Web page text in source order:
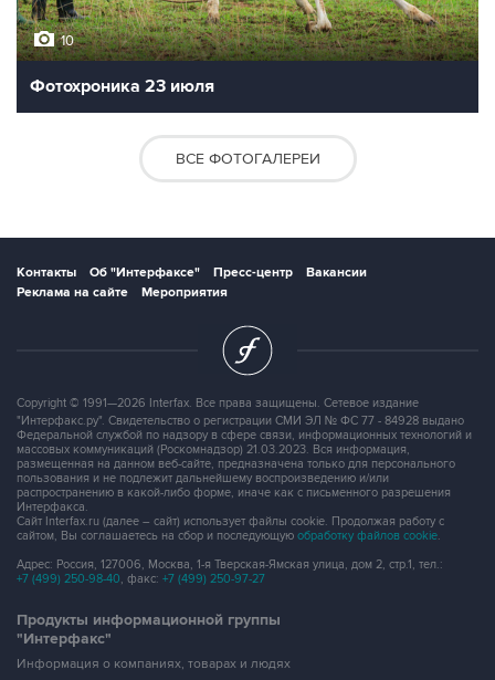
10
Фотохроника 23 июля
ВСЕ ФОТОГАЛЕРЕИ
Контакты Об "Интерфаксе" Пресс-центр
Вакансии
Реклама на сайте
Мероприятия
Copyright © 1991—2026 Interfax. Все права защищены. Сетевое издание
"Интерфакс.ру". Свидетельство о регистрации СМИ ЭЛ № ФС 77 - 84928 выдано
Федеральной службой по надзору в сфере связи, информационных технологий и
массовых коммуникаций (Роскомнадзор) 21.03.2023. Вся информация,
размещенная на данном веб-сайте, предназначена только для персонального
пользования и не подлежит дальнейшему воспроизведению и/или
распространению в какой-либо форме, иначе как с письменного разрешения
Интерфакса.
Сайт Interfax.ru (далее – сайт) использует файлы cookie. Продолжая работу с
сайтом, Вы соглашаетесь на сбор и последующую обработку файлов cookie.
Адрес: Россия, 127006, Москва, 1-я Тверская-Ямская улица, дом 2, стр.1, тел.:
+7 (499) 250-98-40, факс: +7 (499) 250-97-27
Продукты информационной группы
"Интерфакс"
Информация о компаниях, товарах и людях